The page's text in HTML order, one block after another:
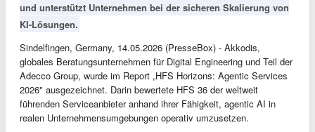
und unterstützt Unternehmen bei der sicheren Skalierung von
KI-Lösungen.
Sindelfingen, Germany, 14.05.2026 (PresseBox) - Akkodis,
globales Beratungsunternehmen für Digital Engineering und Teil der
Adecco Group, wurde im Report „HFS Horizons: Agentic Services
2026" ausgezeichnet. Darin bewertete HFS 36 der weltweit
führenden Serviceanbieter anhand ihrer Fähigkeit, agentic AI in
realen Unternehmensumgebungen operativ umzusetzen.